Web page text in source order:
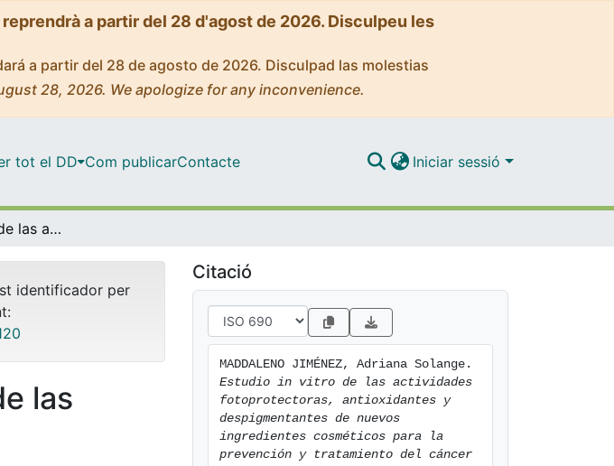
a partir del 28 d'agost de 2026. Disculpeu les
a partir del 28 de agosto de 2026. Disculpad las molestias
28, 2026. We apologize for any inconvenience.
tot el DD Com publicarContacte Iniciar sessió
Estudio in vitro de las actividades fotoprotectoras, antioxidantes y despigmentantes de nuevos ingredientes cosméticos para la prevención y tratamiento del cáncer de piel y el melasma
identificador per
las
Citació
Estudio in vitro de las actividades
fotoprotectoras, antioxidantes y
despigmentantes de nuevos
ingredientes cosméticos para la
prevención y tratamiento del cáncer